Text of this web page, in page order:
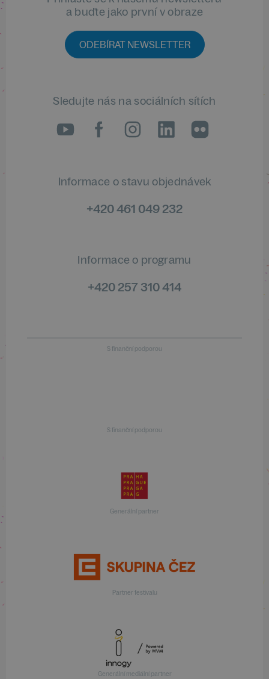
a buďte jako první v obraze
ODEBÍRAT NEWSLETTER
Sledujte nás na sociálních sítích
LinkedIn
flickr
Informace o stavu objednávek
+420 461 049 232
Informace o programu
+420 257 310 414
S finanční podporou
S finanční podporou
Generální partner
Partner festivalu
Generální mediální partner